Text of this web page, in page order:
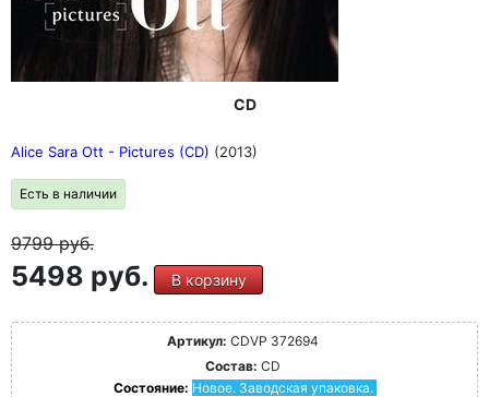
CD
Alice Sara Ott - Pictures (CD) (2013)
Есть в наличии
9799руб.
5498 руб. В корзину
Артикул: CDVP 372694
Состав: CD
Состояние: Новое. Заводская упаковка.